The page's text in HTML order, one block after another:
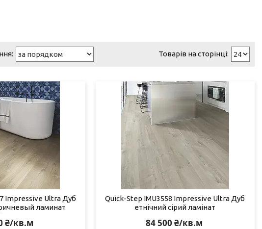
Impressive Ultra Дуб
ламинат
₴/кв.м
Quick-Step IMU3558 Impressive Ultra Дуб
етнічний сірий ламінат
84 500 ₴/кв.м